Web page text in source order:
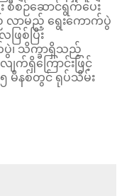
စဉ်ဆောင်ရွက်ပေး
လာမည့် ရွေးကောက်ပွဲ
စ်ပြီး
၊ သိက္ခာရှိသည့်
က်ရှိကြောင်းဖြင့်
၅ မိနစ်တွင် ရုပ်သိမ်း